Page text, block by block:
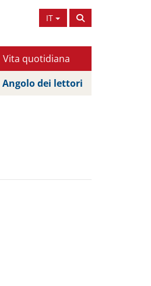
IT
Vita quotidiana
Angolo dei lettori